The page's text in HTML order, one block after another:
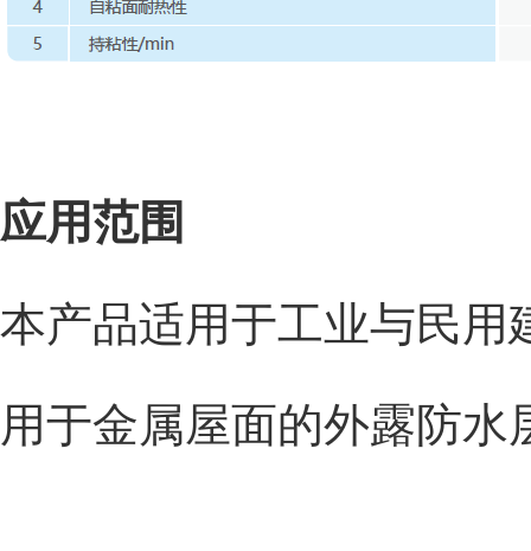
应用范围
本产品适用于工业与民
用于金属屋面的外露防水